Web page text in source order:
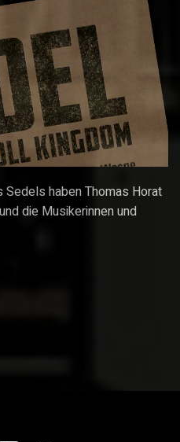
haben Thomas Horat
die Musikerinnen und